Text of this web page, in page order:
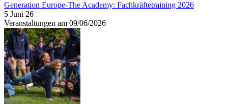
Generation Europe-The Academy: Fachkräftetraining 2026
5 Juni 26
Veranstaltungen am 09/06/2026